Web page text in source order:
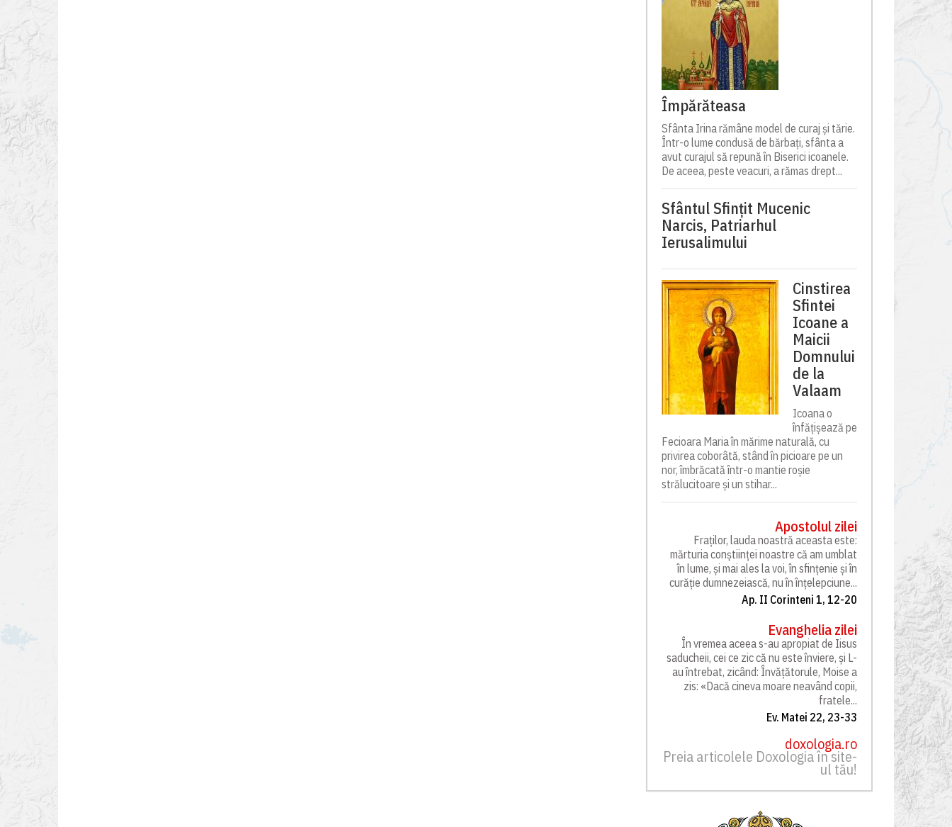
Împărăteasa
Sfânta Irina rămâne model de curaj și tărie.
Într-o lume condusă de bărbați, sfânta a
avut curajul să repună în Biserici icoanele.
De aceea, peste veacuri, a rămas drept...
Sfântul Sfinţit Mucenic
Narcis, Patriarhul
Ierusalimului
Cinstirea
Sfintei
Icoane a
Maicii
Domnului
de la
Valaam
Icoana o
înfățișează pe
Fecioara Maria în mărime naturală, cu
privirea coborâtă, stând în picioare pe un
nor, îmbrăcată într-o mantie roșie
strălucitoare și un stihar...
Apostolul zilei
Fraților, lauda noastră aceasta este:
mărturia conștiinței noastre că am umblat
în lume, și mai ales la voi, în sfințenie și în
curăție dumnezeiască, nu în înțelepciune...
Ap. II Corinteni 1, 12-20
Evanghelia zilei
În vremea aceea s-au apropiat de Iisus
saducheii, cei ce zic că nu este înviere, și L-
au întrebat, zicând: Învățătorule, Moise a
zis: «Dacă cineva moare neavând copii,
fratele...
Ev. Matei 22, 23-33
doxologia.ro
Preia articolele Doxologia în site-
ul tău!